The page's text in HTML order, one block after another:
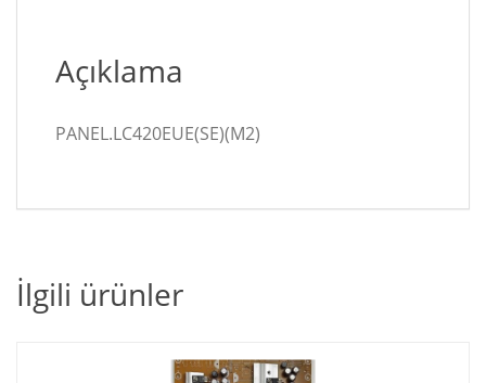
Açıklama
PANEL.LC420EUE(SE)(M2)
İlgili ürünler